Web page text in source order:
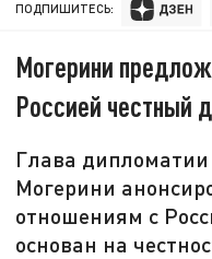
ПОДПИШИТЕСЬ:
Могерини
Россией честный
Глава
Могерини
отношениям с
основан на